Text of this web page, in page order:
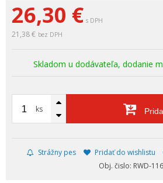
26,30 € s DPH
21,38 € bez DPH
Skladom u dodávateľa, dodanie
ks
Strážny pes Pridať do wishlistu
Obj. čislo: RWD-116